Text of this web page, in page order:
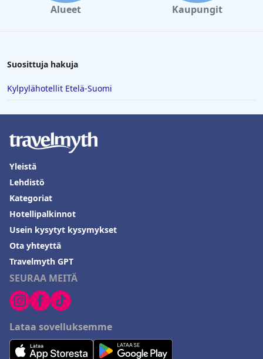
Alueet Kaupungit
Suosittuja hakuja
Kylpylähotellit Etelä-Suomi
SEURAA MEITÄ
Lataa sovelluksemme
Yleistä
Lehdistö
Kategoriat
Hotellipalkinnot
Usein kysytyt kysymykset
Ota yhteyttä
Travelmyth GPT